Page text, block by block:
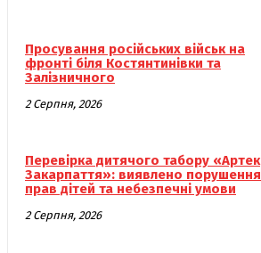
Просування російських військ на
фронті біля Костянтинівки та
Залізничного
2 Серпня, 2026
Перевірка дитячого табору «Артек
Закарпаття»: виявлено порушення
прав дітей та небезпечні умови
2 Серпня, 2026